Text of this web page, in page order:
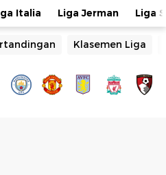
Italia Liga Jerman Liga
Klasemen Liga